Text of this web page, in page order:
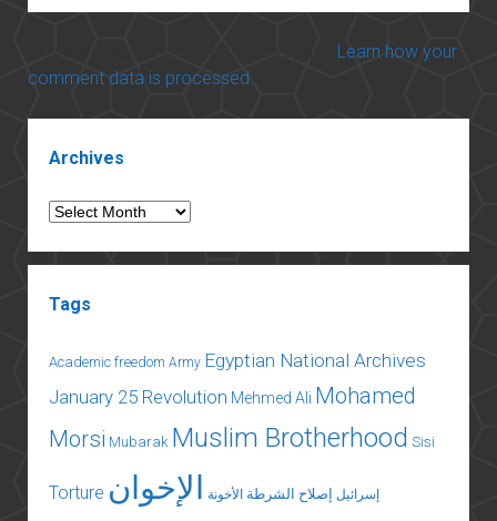
Learn how your
comment data is processed.
Archives
Archives
Tags
Academic freedom Army Egyptian National Archives
January 25 Revolution Mehmed Ali Mohamed
Morsi Mubarak Muslim Brotherhood Sisi
Torture إسرائيل إصلاح الشرطة الأخونة الإخوان